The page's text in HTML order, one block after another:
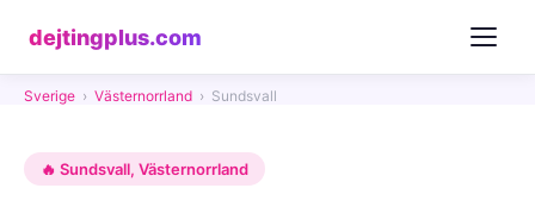
dejtingplus.com
Sverige › Västernorrland › Sundsvall
🔥 Sundsvall, Västernorrland